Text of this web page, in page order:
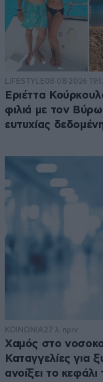
LIFESTYLE08·08·2026
Εριέττα
φιλιά με τον
ευτυχίας
ΚΟΙΝΩΝΙΑ27 λ. πριν
Χαμός στο
Καταγγελίες για
ανοίξει το